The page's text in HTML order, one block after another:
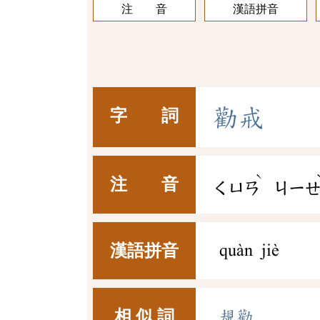
注 音 漢語拼音
字 詞 勸戒
注 音 ㄑㄩㄢ
ˋ
ㄐㄧㄝ
漢語拼音 quàn jiè
規勸